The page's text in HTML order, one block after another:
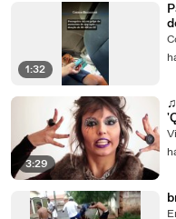
1:32
3:29